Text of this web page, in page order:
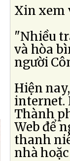
Xin xem
"Nhiều
và hòa
người
Hiện
internet.
Thành
Web để
thanh
nhà